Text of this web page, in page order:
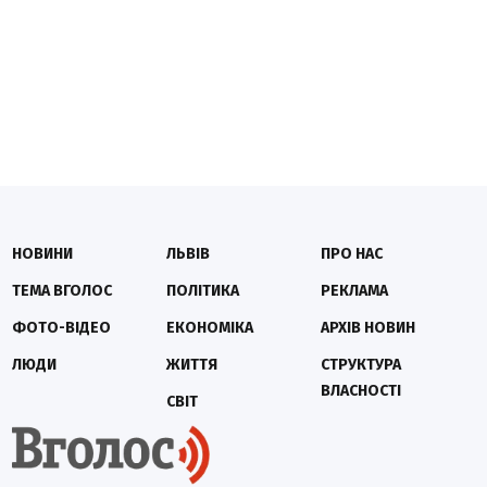
НОВИНИ
ТЕМА ВГОЛОС
ФОТО-ВІДЕО
ЛЮДИ
ЛЬВІВ
ПОЛІТИКА
ЕКОНОМІКА
ЖИТТЯ
СВІТ
ПРО НАС
РЕКЛАМА
АРХІВ НОВИН
СТРУКТУРА
ВЛАСНОСТІ